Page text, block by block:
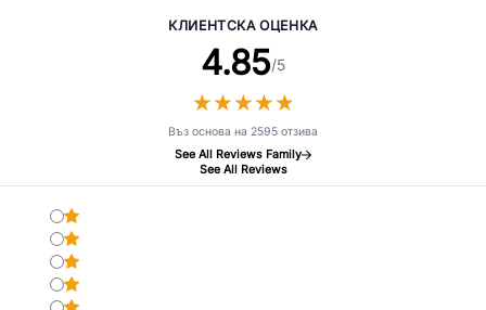
КЛИЕНТСКА ОЦЕНКА
4.85/5
★★★★★
★★★★★
Въз основа на 2595 отзива
See All Reviews Family
See All Reviews